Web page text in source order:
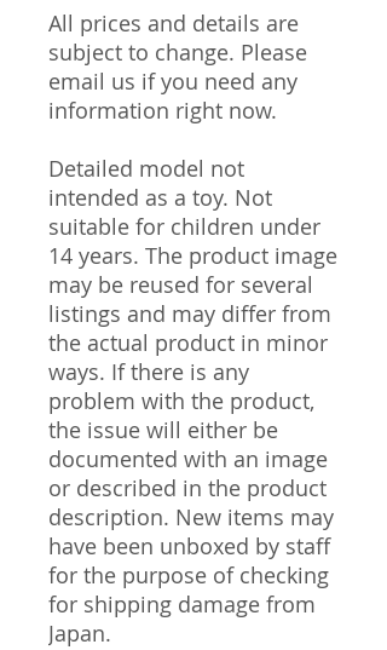
All prices and details are
subject to change. Please
email us if you need any
information right now.
Detailed model not
intended as a toy. Not
suitable for children under
14 years. The product image
may be reused for several
listings and may differ from
the actual product in minor
ways. If there is any
problem with the product,
the issue will either be
documented with an image
or described in the product
description. New items may
have been unboxed by staff
for the purpose of checking
for shipping damage from
Japan.